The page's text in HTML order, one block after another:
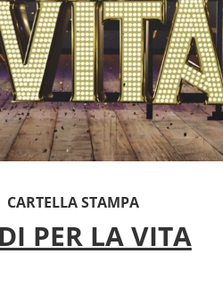
CARTELLA STAMPA
PER LA VITA